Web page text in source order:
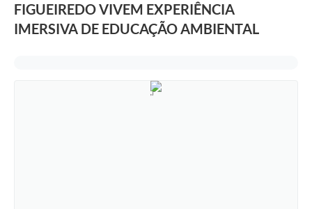
Acesso a Informação
Contato
QUESTIONÁRIO PPA 2026/2029, LDO 2026 e LOA 2026
FIGUEIREDO VIVEM EXPERIÊNCIA
IMERSIVA DE EDUCAÇÃO AMBIENTAL